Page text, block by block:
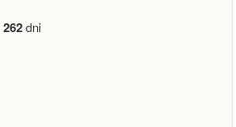
262dni